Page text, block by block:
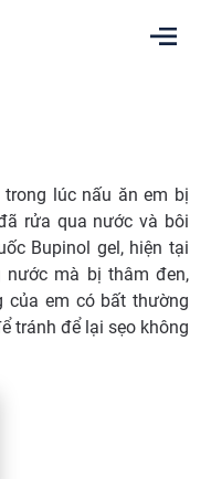
lúc nấu ăn em bị
rửa qua nước và bôi
Bupinol gel, hiện tại
nước mà bị thâm đen,
của em có bất thường
tránh để lại sẹo không